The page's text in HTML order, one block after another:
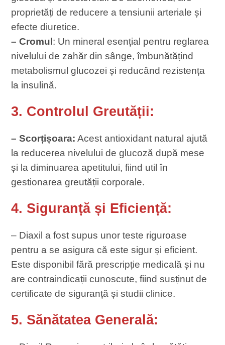
proprietăți de reducere a tensiunii arteriale și
efecte diuretice.
– Cromul : Un mineral esențial pentru reglarea
nivelului de zahăr din sânge, îmbunătățind
metabolismul glucozei și reducând rezistența
la insulină.
3. Controlul Greutății:
– Scorțișoara: Acest antioxidant natural ajută
la reducerea nivelului de glucoză după mese
și la diminuarea apetitului, fiind util în
gestionarea greutății corporale.
4. Siguranță și Eficiență:
– Diaxil a fost supus unor teste riguroase
pentru a se asigura că este sigur și eficient.
Este disponibil fără prescripție medicală și nu
are contraindicații cunoscute, fiind susținut de
certificate de siguranță și studii clinice.
5. Sănătatea Generală: